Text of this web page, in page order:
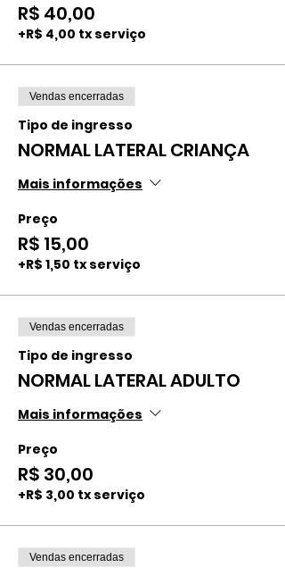
R$ 40,00
+R$ 4,00 tx serviço
Vendas encerradas
Tipo de ingresso
NORMAL LATERAL CRIANÇA
Mais informações
Preço
R$ 15,00
+R$ 1,50 tx serviço
Vendas encerradas
Tipo de ingresso
NORMAL LATERAL ADULTO
Mais informações
Preço
R$ 30,00
+R$ 3,00 tx serviço
Vendas encerradas